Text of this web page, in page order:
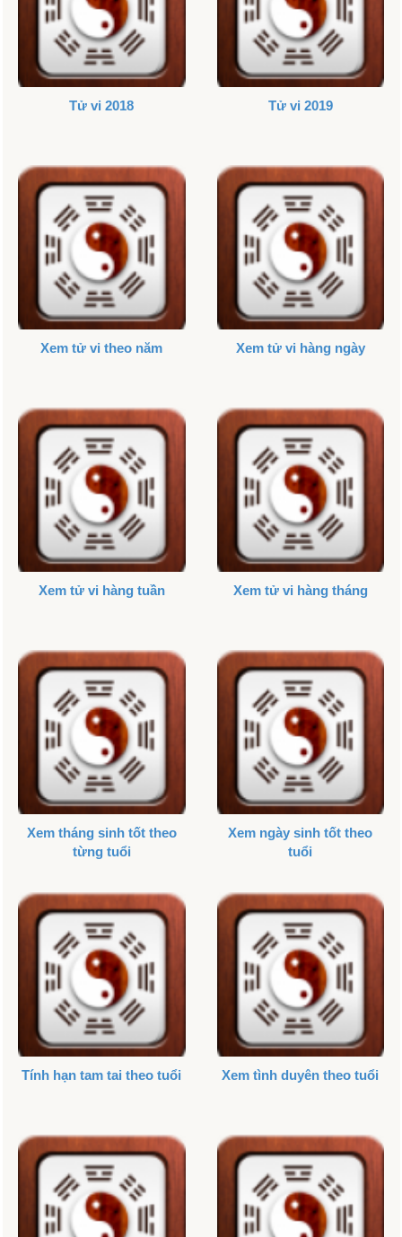
Tử vi 2018 Tử vi 2019
Xem tử vi theo năm Xem tử vi hàng ngày
Xem tử vi hàng tuần Xem tử vi hàng tháng
Xem tháng sinh tốt theo
từng tuổi
Xem ngày sinh tốt theo
tuổi
Tính hạn tam tai theo tuổi Xem tình duyên theo tuổi